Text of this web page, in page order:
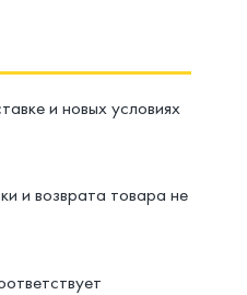
и новых условиях
и возврата товара не